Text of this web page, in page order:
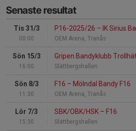
Senaste resultat
Tis 31/3
00:00
P16-2025/26 – IK Sirius
OEM Arena, Tranås
Sön 15/3
16:00
Gripen Bandyklubb
Slättbergshallen
Sön 8/3
11:30
F16 – Mölndal Bandy F16
OEM Arena, Tranås
Lör 7/3
15:30
SBK/OBK/HSK – F16
Slättbergshallen